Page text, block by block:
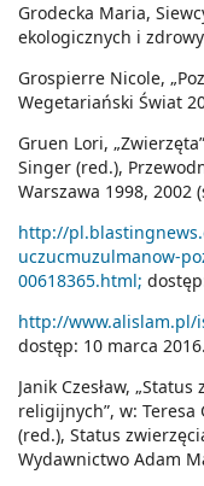
Grodecka Maria,
ekologicznych i
Grospierre Nicole,
Wegetariański Świat
Gruen Lori,
Singer (red.),
Warszawa 1998, 2002
http://
uczucmuzulmanow-
00618365.html;
dostęp: 10 marca 2016.
Janik Czesław,
religijnych”, w: Teresa
(red.), Status
Wydawnictwo Adam